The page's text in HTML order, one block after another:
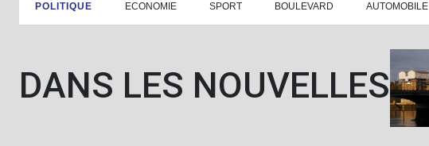
POLITIQUE ECONOMIE SPORT BOULEVARD AUTOMOBILE
DANS LES NOUVELLES